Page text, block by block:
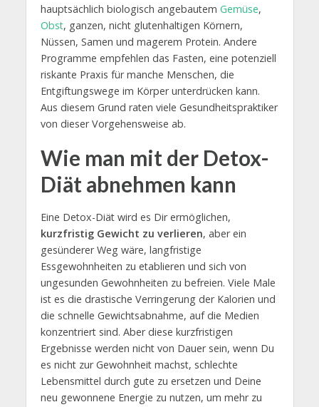
hauptsächlich biologisch angebautem Gemüse,
Obst, ganzen, nicht glutenhaltigen Körnern,
Nüssen, Samen und magerem Protein. Andere
Programme empfehlen das Fasten, eine potenziell
riskante Praxis für manche Menschen, die
Entgiftungswege im Körper unterdrücken kann.
Aus diesem Grund raten viele Gesundheitspraktiker
von dieser Vorgehensweise ab.
Wie man mit der Detox-
Diät abnehmen kann
Eine Detox-Diät wird es Dir ermöglichen,
kurzfristig Gewicht zu verlieren, aber ein
gesünderer Weg wäre, langfristige
Essgewohnheiten zu etablieren und sich von
ungesunden Gewohnheiten zu befreien. Viele Male
ist es die drastische Verringerung der Kalorien und
die schnelle Gewichtsabnahme, auf die Medien
konzentriert sind. Aber diese kurzfristigen
Ergebnisse werden nicht von Dauer sein, wenn Du
es nicht zur Gewohnheit machst, schlechte
Lebensmittel durch gute zu ersetzen und Deine
neu gewonnene Energie zu nutzen, um mehr zu